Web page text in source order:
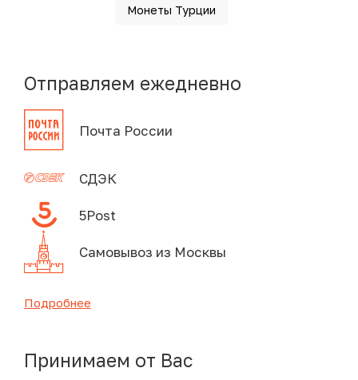
Монеты Турции
Отправляем ежедневно
Почта России
СДЭК
5Post
Самовывоз из Москвы
Подробнее
Принимаем от Вас